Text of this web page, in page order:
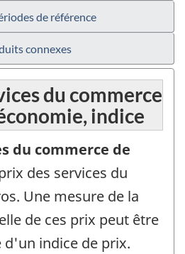
de référence
connexes
du commerce
indice
du commerce de
des services du
Une mesure de la
de ces prix peut être
d'un indice de prix.